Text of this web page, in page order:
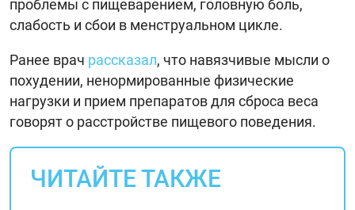
проблемы с пищеварением, головную боль,
слабость и сбои в менструальном цикле.
Ранее врач рассказал, что навязчивые мысли о
похудении, ненормированные физические
нагрузки и прием препаратов для сброса веса
говорят о расстройстве пищевого поведения.
ЧИТАЙТЕ ТАКЖЕ